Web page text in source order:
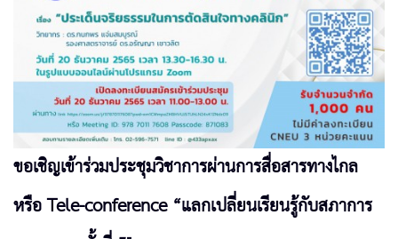
ขอเชิญเข้าร่วมประชุมวิชาการผ่านการสื่อสารทางไกล
หรือ Tele-conference “แลกเปลี่ยนเรียนรู้กับสภาการ